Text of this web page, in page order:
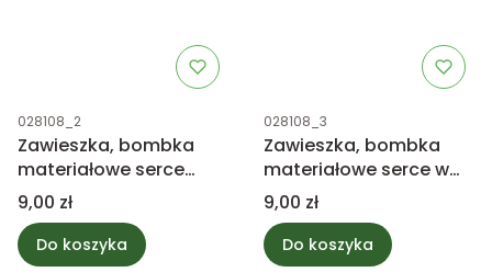
Kod produktu
028108_2
Zawieszka, bombka
materiałowe serce
czerwone
Cena
9,00 zł
Do koszyka
Kod produktu
028108_3
Zawieszka, bombka
materiałowe serce w
czerwoną kratę
Cena
9,00 zł
Do koszyka